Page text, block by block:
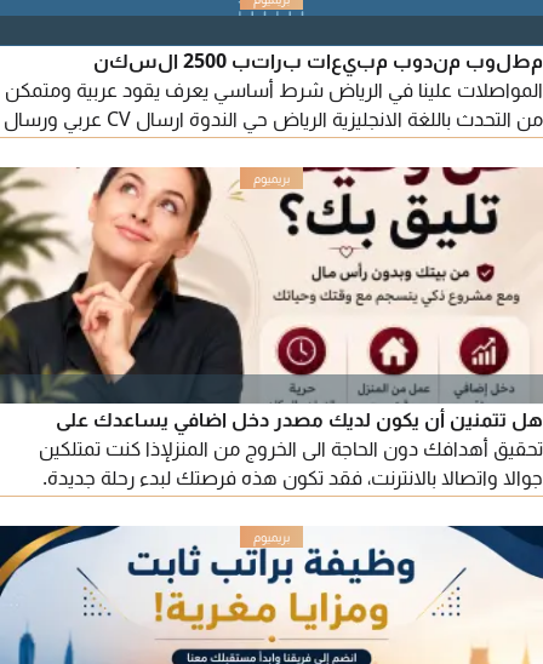
مطلوب مندوب مبيعات براتب 2500 السكن
المواصلات علينا في الرياض شرط أساسي يعرف يقود عربية ومتمكن
من التحدث باللغة الانجليزية الرياض حي الندوة ارسال CV عربي ورسال
صورة شخصيه حديثة
هل تتمنين أن يكون لديك مصدر دخل اضافي يساعدك على
تحقيق أهدافك دون الحاجة الى الخروج من المنزلإذا كنت تمتلكين
جوالا واتصالا بالانترنت، فقد تكون هذه فرصتك لبدء رحلة جديدة.
شركة تسويق عالميه في السعودية لا يشترط أن تكون لديك خبرة
سابقة، فستحصلين على التوجيه والتدريب اللازمين لتتعلمي خطوات
العمل. اذا كنتي جاهزة راسليني